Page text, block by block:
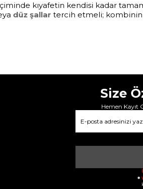
kıyafetin kendisi kadar
düz şallar tercih etmeli;
Size
Hemen Kayıt